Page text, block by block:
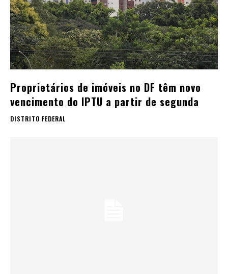
Proprietários de imóveis no DF têm novo
vencimento do IPTU a partir de segunda
DISTRITO FEDERAL